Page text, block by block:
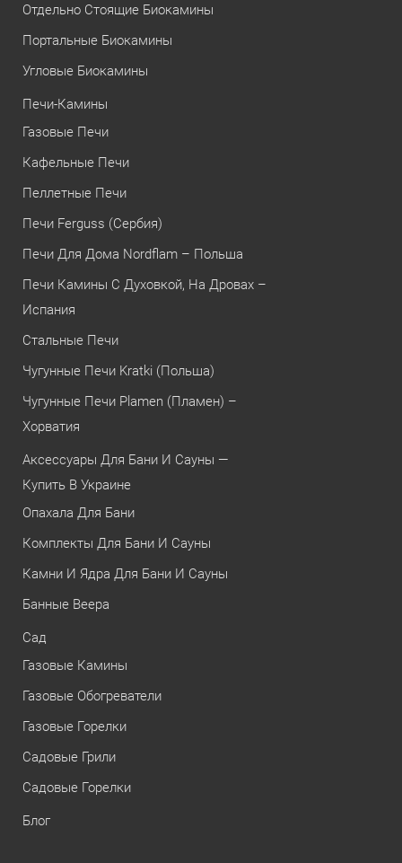
Отдельно Стоящие Биокамины
Портальные Биокамины
Угловые Биокамины
Печи-Камины
Газовые Печи
Кафельные Печи
Пеллетные Печи
Печи Ferguss (Сербия)
Печи Для Дома Nordflam – Польша
Печи Камины С Духовкой, На Дровах –
Испания
Стальные Печи
Чугунные Печи Kratki (Польша)
Чугунные Печи Plamen (Пламен) –
Хорватия
Аксессуары Для Бани И Сауны —
Купить В Украине
Опахала Для Бани
Комплекты Для Бани И Сауны
Камни И Ядра Для Бани И Сауны
Банные Веера
Сад
Газовые Камины
Газовые Обогреватели
Газовые Горелки
Садовые Грили
Садовые Горелки
Блог